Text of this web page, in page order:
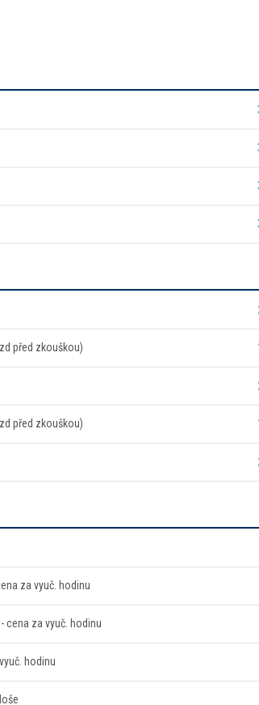
před zkouškou)
před zkouškou)
za vyuč. hodinu
cena za vyuč. hodinu
hodinu